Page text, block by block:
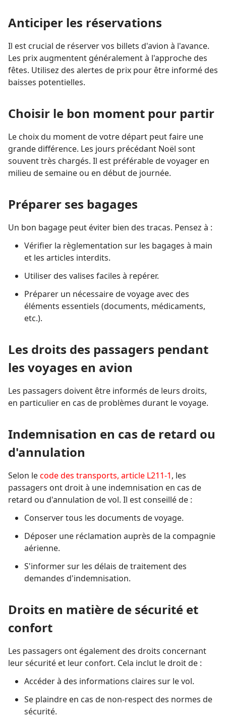
Anticiper les réservations
Il est crucial de réserver vos billets d'avion à l'avance.
Les prix augmentent généralement à l'approche des
fêtes. Utilisez des alertes de prix pour être informé des
baisses potentielles.
Choisir le bon moment pour partir
Le choix du moment de votre départ peut faire une
grande différence. Les jours précédant Noël sont
souvent très chargés. Il est préférable de voyager en
milieu de semaine ou en début de journée.
Préparer ses bagages
Un bon bagage peut éviter bien des tracas. Pensez à :
Vérifier la règlementation sur les bagages à main
et les articles interdits.
Utiliser des valises faciles à repérer.
Préparer un nécessaire de voyage avec des
éléments essentiels (documents, médicaments,
etc.).
Les droits des passagers pendant
les voyages en avion
Les passagers doivent être informés de leurs droits,
en particulier en cas de problèmes durant le voyage.
Indemnisation en cas de retard ou
d'annulation
Selon lecode des transports, article L211-1, les
passagers ont droit à une indemnisation en cas de
retard ou d'annulation de vol. Il est conseillé de :
Conserver tous les documents de voyage.
Déposer une réclamation auprès de la compagnie
aérienne.
S'informer sur les délais de traitement des
demandes d'indemnisation.
Droits en matière de sécurité et
confort
Les passagers ont également des droits concernant
leur sécurité et leur confort. Cela inclut le droit de :
Accéder à des informations claires sur le vol.
Se plaindre en cas de non-respect des normes de
sécurité.